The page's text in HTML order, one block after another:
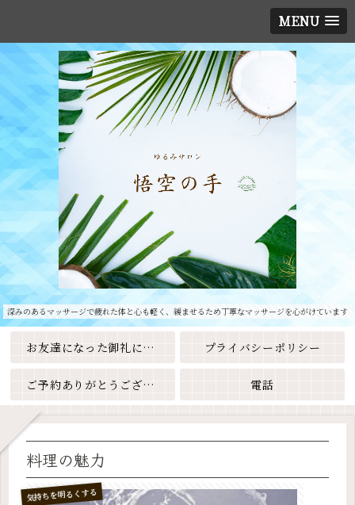
MENU
深みのあるマッサージで疲れた体と心も軽く、緩ませるため丁寧なマッサージを心がけています
お友達になった御礼に素敵なクーポンをプレゼント🎁 プライバシーポリシー
ご予約ありがとうございます 電話
料理の魅力
気持ちを明るくする